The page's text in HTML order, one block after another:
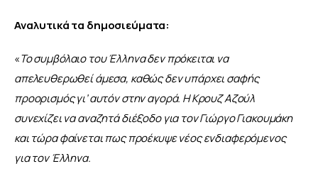
Αναλυτικά τα δημοσιεύματα:
«Το συμβόλαιο του Έλληνα δεν πρόκειται να
απελευθερωθεί άμεσα, καθώς δεν υπάρχει σαφής
προορισμός γι’ αυτόν στην αγορά. Η Κρουζ Αζούλ
συνεχίζει να αναζητά διέξοδο για τον Γιώργο Γιακουμάκη
και τώρα φαίνεται πως προέκυψε νέος ενδιαφερόμενος
για τον Έλληνα.